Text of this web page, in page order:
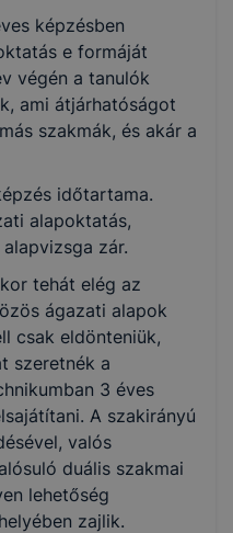
képzésben
e formáját
végén a tanulók
ami átjárhatóságot
szakmák, és akár a
időtartama.
alapoktatás,
zár.
tehát elég az
ágazati alapok
csak eldönteniük,
szeretnék a
3 éves
A szakirányú
valós
duális szakmai
lehetőség
zajlik.